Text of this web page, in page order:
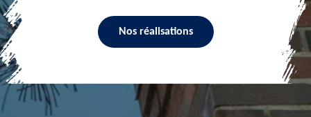
Nos réalisations